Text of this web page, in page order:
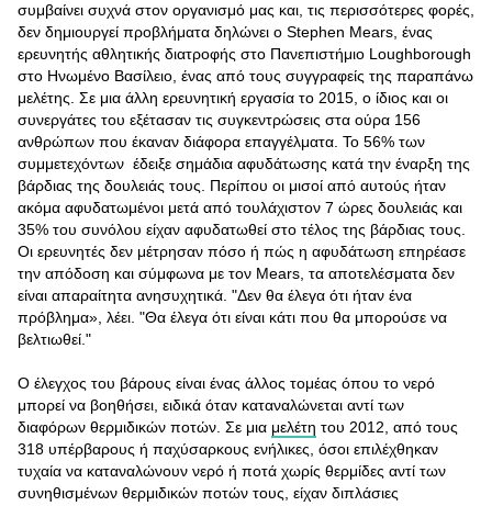
συμβαίνει συχνά στον οργανισμό μας και, τις περισσότερες φορές,
δεν δημιουργεί προβλήματα δηλώνει ο Stephen Mears, ένας
ερευνητής αθλητικής διατροφής στο Πανεπιστήμιο Loughborough
στο Ηνωμένο Βασίλειο, ένας από τους συγγραφείς της παραπάνω
μελέτης. Σε μια άλλη ερευνητική εργασία το 2015, ο ίδιος και οι
συνεργάτες του εξέτασαν τις συγκεντρώσεις στα ούρα 156
ανθρώπων που έκαναν διάφορα επαγγέλματα. Το 56% των
συμμετεχόντων έδειξε σημάδια αφυδάτωσης κατά την έναρξη της
βάρδιας της δουλειάς τους. Περίπου οι μισοί από αυτούς ήταν
ακόμα αφυδατωμένοι μετά από τουλάχιστον 7 ώρες δουλειάς και
35% του συνόλου είχαν αφυδατωθεί στο τέλος της βάρδιας τους.
Οι ερευνητές δεν μέτρησαν πόσο ή πώς η αφυδάτωση επηρέασε
την απόδοση και σύμφωνα με τον Mears, τα αποτελέσματα δεν
είναι απαραίτητα ανησυχητικά. "Δεν θα έλεγα ότι ήταν ένα
πρόβλημα», λέει. "Θα έλεγα ότι είναι κάτι που θα μπορούσε να
βελτιωθεί."
Ο έλεγχος του βάρους είναι ένας άλλος τομέας όπου το νερό
μπορεί να βοηθήσει, ειδικά όταν καταναλώνεται αντί των
διαφόρων θερμιδικών ποτών. Σε μια μελέτη του 2012, από τους
318 υπέρβαρους ή παχύσαρκους ενήλικες, όσοι επιλέχθηκαν
τυχαία να καταναλώνουν νερό ή ποτά χωρίς θερμίδες αντί των
συνηθισμένων θερμιδικών ποτών τους, είχαν διπλάσιες